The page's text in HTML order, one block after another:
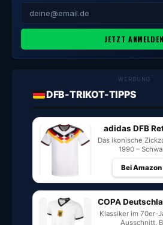
JETZT ANMELDEN
WERBUNG
DFB-TRIKOT-TIPPS
adidas DFB
Das ikonische
1990 –
Bei
COPA
Klassiker im 70er-
Ausschnitt,